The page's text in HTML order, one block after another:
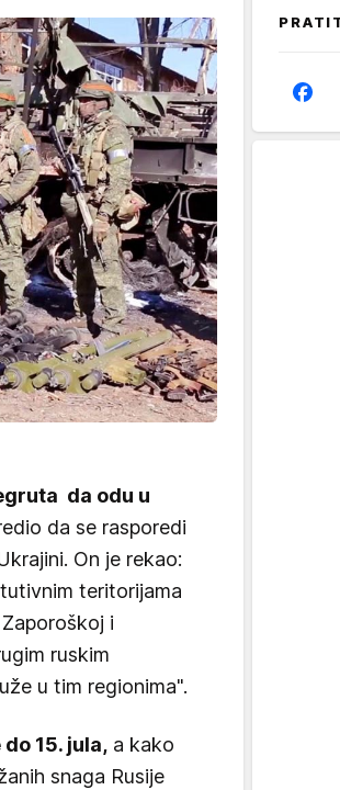
da odu u
da se rasporedi
On je rekao:
teritorijama
i
ruskim
u tim regionima".
15. jula, a kako
snaga Rusije